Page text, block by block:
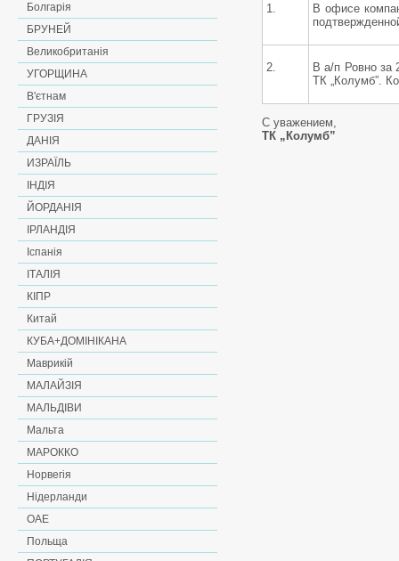
Болгарія
БРУНЕЙ
Великобританія
УГОРЩИНА
В'єтнам
ГРУЗІЯ
ДАНІЯ
ИЗРАЇЛЬ
ІНДІЯ
ЙОРДАНІЯ
ІРЛАНДІЯ
Іспанія
ІТАЛІЯ
КІПР
Китай
КУБА+ДОМІНІКАНА
Маврикій
МАЛАЙЗІЯ
МАЛЬДІВИ
Мальта
МАРОККО
Норвегія
Нідерланди
ОАЕ
Польща
1.
В офисе
2.
В а/п Ровно за
ТК „Колумб”.
С уважением,
ТК „Колумб”